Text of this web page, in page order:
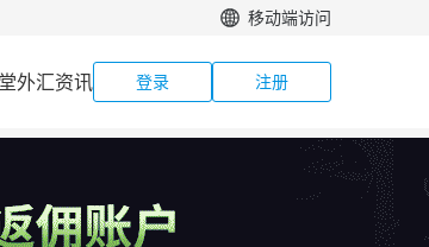
移动端访问
外汇资讯 登录 注册